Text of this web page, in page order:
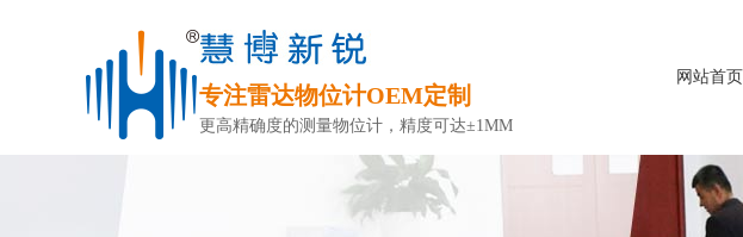
专注雷达物位计OEM定制
更高精确度的测量物位计，精度可达±1MM
网站首页